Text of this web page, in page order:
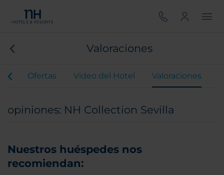
Valoraciones
Ofertas Video del Hotel Valoraciones
opiniones: NH Collection Sevilla
Nuestros huéspedes nos
recomiendan: